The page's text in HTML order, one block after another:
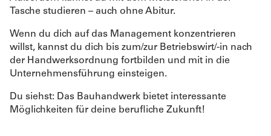
Tasche studieren – auch ohne Abitur.
Wenn du dich auf das Management konzentrieren
willst, kannst du dich bis zum/zur Betriebswirt/-in nach
der Handwerksordnung fortbilden und mit in die
Unternehmensführung einsteigen.
Du siehst: Das Bauhandwerk bietet interessante
Möglichkeiten für deine berufliche Zukunft!